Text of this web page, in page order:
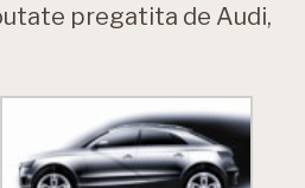
pregatita de Audi,